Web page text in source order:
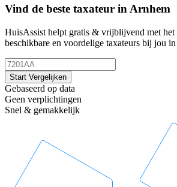
Vind de beste taxateur in Arnhem
HuisAssist helpt gratis & vrijblijvend met het
beschikbare en voordelige taxateurs bij jou
Start Vergelijken
Gebaseerd op data
Geen verplichtingen
Snel & gemakkelijk